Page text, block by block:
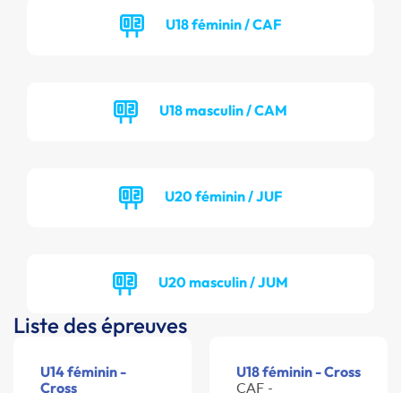
U18 féminin / CAF
U18 masculin / CAM
U20 féminin / JUF
U20 masculin / JUM
Liste des épreuves
U14 féminin -
Cross
U18 féminin - Cross
CAF -